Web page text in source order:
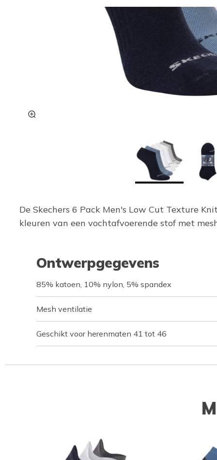
De Skechers 6 Pack Men's Low Cut Texture
kleuren van een vochtafvoerende stof met
Ontwerpgegevens
85% katoen, 10% nylon, 5% spandex
Mesh ventilatie
Geschikt voor herenmaten 41 tot 46